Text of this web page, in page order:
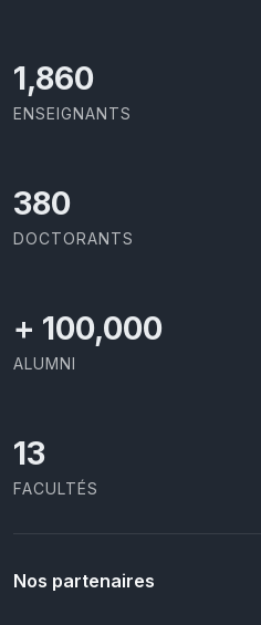
2,029
ENSEIGNANTS
414
DOCTORANTS
+ 100,000
ALUMNI
13
FACULTÉS
Nos partenaires